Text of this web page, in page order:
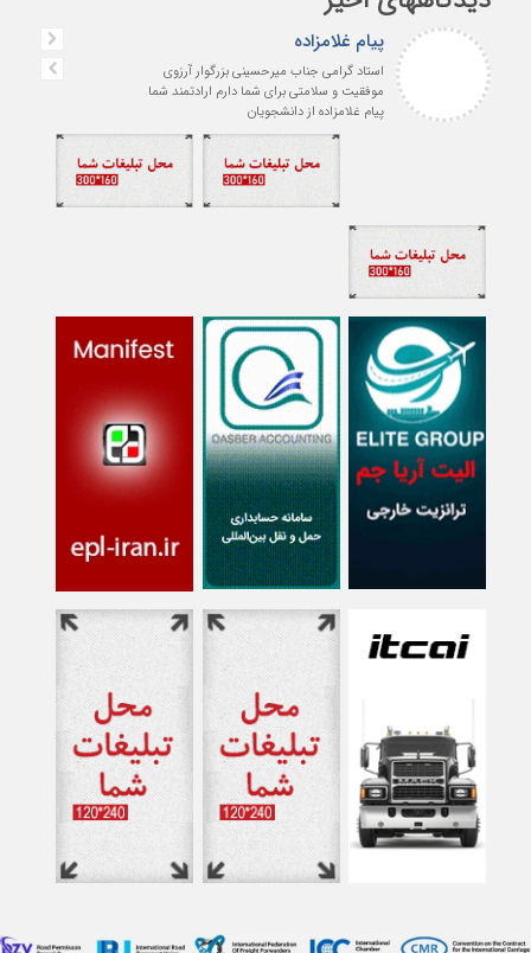
پیام غلامزاده
استاد گرامی جناب میرحسینی بزرگوار آرزوی
موفقیت و سلامتی برای شما دارم ارادتمند شما
پیام غلامزاده از دانشجویان